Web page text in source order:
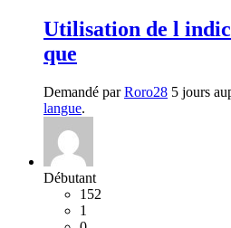
Utilisation de l
que
Demandé parRoro28 5 jours
langue.
Débutant
152
1